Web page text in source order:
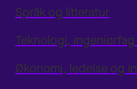
Språk og litteratur
Teknologi,
Økonomi, ledelse og